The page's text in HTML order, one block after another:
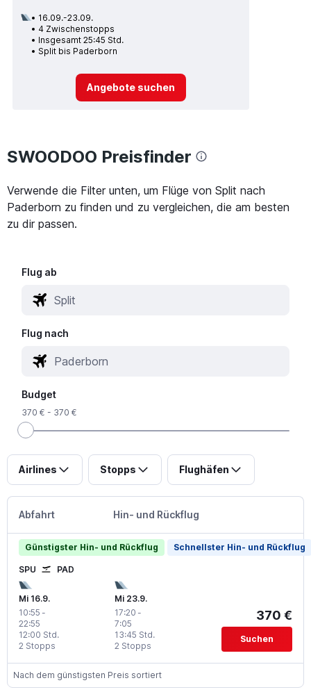
16.09.-23.09.
4 Zwischenstopps
Insgesamt 25:45 Std.
Split bis Paderborn
Angebote suchen
SWOODOO Preisfinder
Verwende die Filter unten, um Flüge von Split nach
Paderborn zu finden und zu vergleichen, die am besten
zu dir passen.
Flug ab
Flug nach
Budget
370 € - 370 €
Airlines Stopps Flughäfen
Abfahrt Hin- und Rückflug
Günstigster Hin- und Rückflug Schnellster Hin- und Rückflug
SPU PAD
Mi 16.9.
10:55 -
22:55
2 Stopps
12:00 Std.
Mi 23.9.
17:20 -
7:05
2 Stopps
13:45 Std.
370 €
Suchen
Nach dem günstigsten Preis sortiert